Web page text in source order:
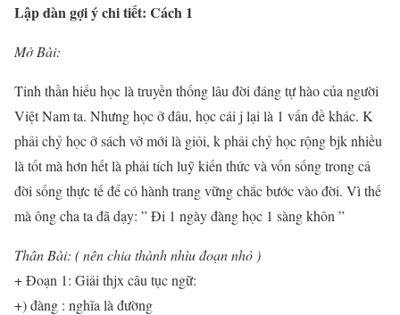
Lập dàn gợi ý chi tiết: Cách 1
Mở Bài:
Tinh thần hiếu học là truyền thống lâu đời đáng tự hào của người
Việt Nam ta. Nhưng học ở đâu, học cái j lại là 1 vấn đề khác. K
phải chỷ học ở sách vở mới là giỏi, k phải chỷ học rộng bjk nhiều
là tốt mà hơn hết là phải tích luỹ kiến thức và vốn sống trong cả
đời sống thực tế để có hành trang vững chắc bước vào đời. Vì thế
mà ông cha ta đã dạy: ” Đi 1 ngày đàng học 1 sàng khôn ”
Thân Bài: ( nên chia thành nhìu đoạn nhỏ )
+ Đoạn 1: Giải thjx câu tục ngữ:
+) đàng : nghĩa là đường